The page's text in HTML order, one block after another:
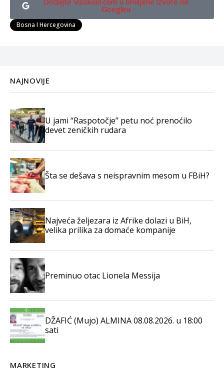
Googleu
Bosna I Hercegovina
NAJNOVIJE
U jami “Raspotočje” petu noć prenoćilo
devet zeničkih rudara
Šta se dešava s neispravnim mesom u FBiH?
Najveća željezara iz Afrike dolazi u BiH,
velika prilika za domaće kompanije
Preminuo otac Lionela Messija
DŽAFIĆ (Mujo) ALMINA 08.08.2026. u 18:00
sati
MARKETING